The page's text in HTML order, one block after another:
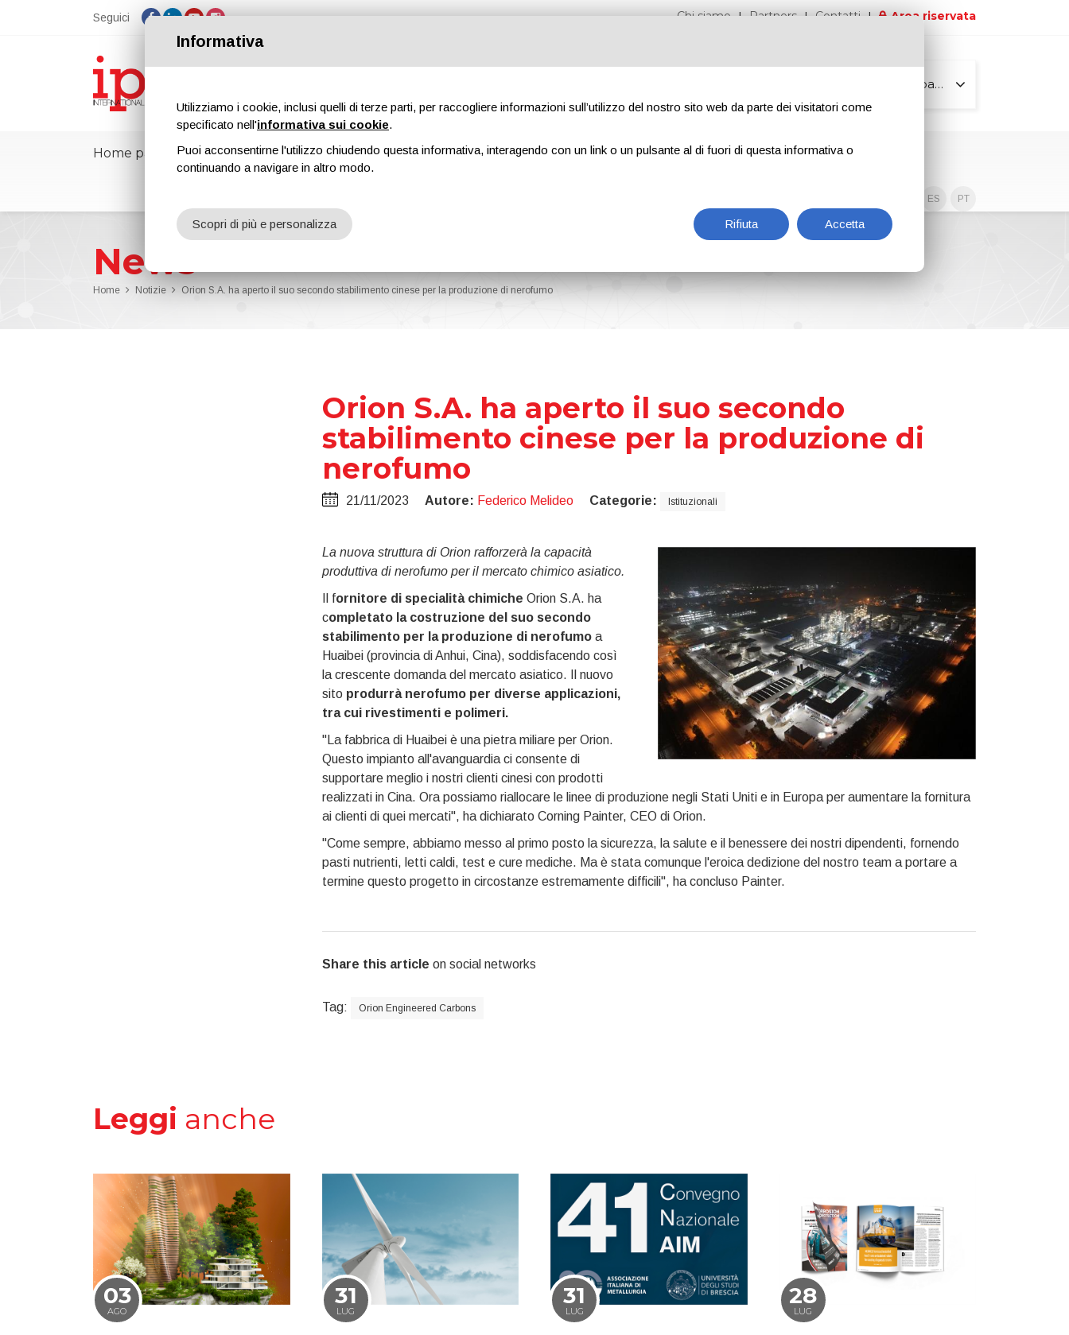
Seguici Chi siamo Partners Contatti Area riservata
Tutte le pagine
Home page ipcmPedia Notizie Fiere Formazione Riviste Pubblicità Blog Contenuti esclusivi
ES PT
News
Home Notizie Orion S.A. ha aperto il suo secondo stabilimento cinese per la produzione di nerofumo
Orion S.A. ha aperto il suo secondo
stabilimento cinese per la produzione di
nerofumo
21/11/2023 Autore: Federico Melideo Categorie: Istituzionali
La nuova struttura di Orion rafforzerà la capacità
produttiva di nerofumo per il mercato chimico asiatico.
Il fornitore di specialità chimiche Orion S.A. ha
completato la costruzione del suo secondo
stabilimento per la produzione di nerofumoa
Huaibei (provincia di Anhui, Cina), soddisfacendo così
la crescente domanda del mercato asiatico. Il nuovo
sito produrrà nerofumo per diverse applicazioni,
tra cui rivestimenti e polimeri.
"La fabbrica di Huaibei è una pietra miliare per Orion.
Questo impianto all'avanguardia ci consente di
supportare meglio i nostri clienti cinesi con prodotti
realizzati in Cina. Ora possiamo riallocare le linee di produzione negli Stati Uniti e in Europa per aumentare la fornitura
ai clienti di quei mercati", ha dichiarato Corning Painter, CEO di Orion.
"Come sempre, abbiamo messo al primo posto la sicurezza, la salute e il benessere dei nostri dipendenti, fornendo
pasti nutrienti, letti caldi, test e cure mediche. Ma è stata comunque l'eroica dedizione del nostro team a portare a
termine questo progetto in circostanze estremamente difficili", ha concluso Painter.
Share this article on social networks
Tag: Orion Engineered Carbons
Leggi anche
03
AGO
31
LUG
31
LUG
28
LUG
Informativa
Utilizziamo i cookie, inclusi quelli di terze parti, per raccogliere informazioni sull’utilizzo del nostro sito web da parte dei visitatori come
specificato nell'informativa sui cookie.
Puoi acconsentirne l'utilizzo chiudendo questa informativa, interagendo con un link o un pulsante al di fuori di questa informativa o
continuando a navigare in altro modo.
Rifiuta Accetta
Scopri di più e personalizza